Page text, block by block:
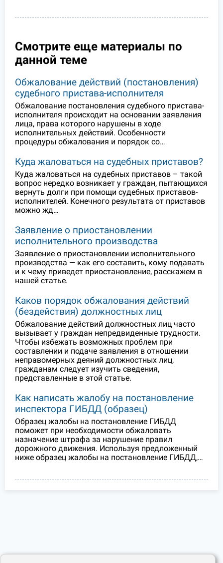
Смотрите еще материалы по
данной теме
Обжалование действий (постановления)
судебного пристава-исполнителя
Обжалование постановления судебного пристава-
исполнителя происходит на основании заявления
лица, права которого нарушены в ходе
исполнительных действий. Особенности
процедуры обжалования и порядок со…
Куда жаловаться на судебных приставов?
Куда жаловаться на судебных приставов – такой
вопрос нередко возникает у граждан, пытающихся
вернуть долги при помощи судебных приставов-
исполнителей. Конечного результата от приставов
можно жд…
Заявление о приостановлении
исполнительного производства
Заявление о приостановлении исполнительного
производства — как его составить, кому подавать
и к чему приведет приостановление, расскажем в
нашей статье.
Каков порядок обжалования действий
(бездействия) должностных лиц
Обжалование действий должностных лиц часто
вызывает у граждан непредвиденные трудности.
Чтобы избежать возможных проблем при
составлении и подаче заявления в отношении
неправомерных деяний должностных лиц,
гражданам следует изучить сведения,
представленные в этой статье.
Как написать жалобу на постановление
инспектора ГИБДД (образец)
Образец жалобы на постановление ГИБДД
поможет при необходимости обжаловать
назначение штрафа за нарушение правил
дорожного движения. Используя предложенный
ниже образец жалобы на постановление ГИБДД,…